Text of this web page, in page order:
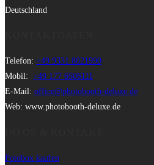
Deutschland
Telefon: +49 9331 8021990
Mobil: +49 177 6506111
E-Mail: office@photobooth-deluxe.de
Web: www.photobooth-deluxe.de
Fotobox kaufen